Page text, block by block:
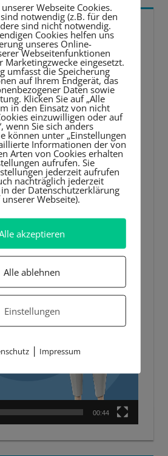
00:44
Webseite Cookies.
notwendig (z.B. für den
sind nicht notwendig.
Cookies helfen uns
unseres Online-
Webseitenfunktionen
Marketingzwecke eingesetzt.
umfasst die Speicherung
auf Ihrem Endgerät, das
Daten sowie
Klicken Sie auf „Alle
in den Einsatz von nicht
einzuwilligen oder auf
wenn Sie sich anders
können unter „Einstellungen
Informationen der von
Arten von Cookies erhalten
aufrufen. Sie
jederzeit aufrufen
nachträglich jederzeit
der Datenschutzerklärung
Webseite).
akzeptieren
Alle ablehnen
Einstellungen
| Impressum